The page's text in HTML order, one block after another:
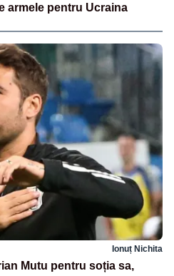
armele pentru Ucraina
Ionuț Nichita
Mutu pentru soția sa,